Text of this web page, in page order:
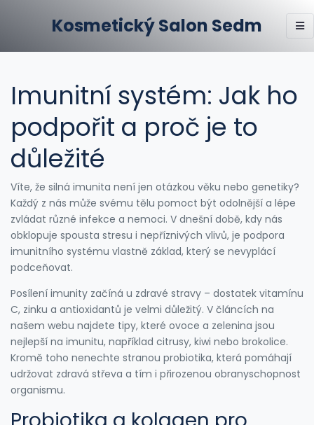
Kosmetický Salon Sedm
Imunitní systém: Jak ho
podpořit a proč je to
důležité
Víte, že silná imunita není jen otázkou věku nebo genetiky?
Každý z nás může svému tělu pomoct být odolnější a lépe
zvládat různé infekce a nemoci. V dnešní době, kdy nás
obklopuje spousta stresu i nepříznivých vlivů, je podpora
imunitního systému vlastně základ, který se nevyplácí
podceňovat.
Posílení imunity začíná u zdravé stravy – dostatek vitamínu
C, zinku a antioxidantů je velmi důležitý. V článcích na
našem webu najdete tipy, které ovoce a zelenina jsou
nejlepší na imunitu, například citrusy, kiwi nebo brokolice.
Kromě toho nenechte stranou probiotika, která pomáhají
udržovat zdravá střeva a tím i přirozenou obranyschopnost
organismu.